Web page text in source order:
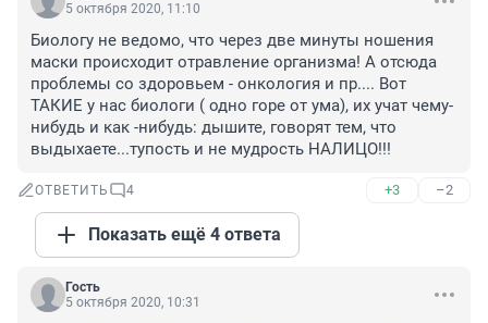
5 октября 2020, 11:10
Биологу не ведомо, что через две минуты ношения
маски происходит отравление организма! А отсюда
проблемы со здоровьем - онкология и пр.... Вот
ТАКИЕ у нас биологи ( одно горе от ума), их учат чему-
нибудь и как -нибудь: дышите, говорят тем, что
выдыхаете...тупость и не мудрость НАЛИЦО!!!
ОТВЕТИТЬ 4 +3 –2
Показать ещё 4 ответа
Гость
5 октября 2020, 10:31